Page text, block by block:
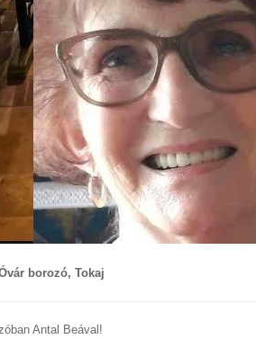
borozó, Tokaj
Antal Beával!